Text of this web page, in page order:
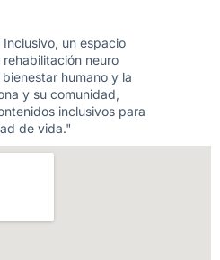
un espacio
neuro
humano y la
y su comunidad,
inclusivos para
de vida."